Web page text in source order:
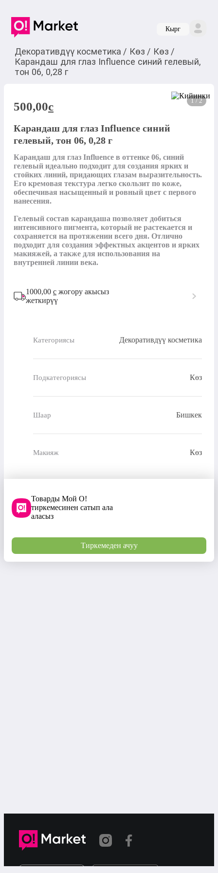
Кырг
Декоративдүү косметика / Көз / Көз /
Карандаш для глаз Influence синий гелевый,
тон 06, 0,28 г
1 / 2
500,00c
Карандаш для глаз Influence синий
гелевый, тон 06, 0,28 г
Карандаш для глаз Influence в оттенке 06, синий
гелевый идеально подходит для создания ярких и
стойких линий, придающих глазам выразительность.
Его кремовая текстура легко скользит по коже,
обеспечивая насыщенный и ровный цвет с первого
нанесения.
Гелевый состав карандаша позволяет добиться
интенсивного пигмента, который не растекается и
сохраняется на протяжении всего дня. Отлично
подходит для создания эффектных акцентов и ярких
макияжей, а также для использования на
внутренней линии века.
1000,00 с жогору акысыз
жеткирүү
Категориясы Декоративдүү косметика
Подкатегориясы Көз
Шаар Бишкек
Макияж Көз
Товарды Мой О!
тиркемесинен сатып ала
аласыз
Тиркемеден ачуу